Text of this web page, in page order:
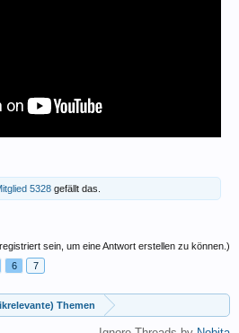
5328 gefällt das.
sein, um eine Antwort erstellen zu können.)
6 7
Themen